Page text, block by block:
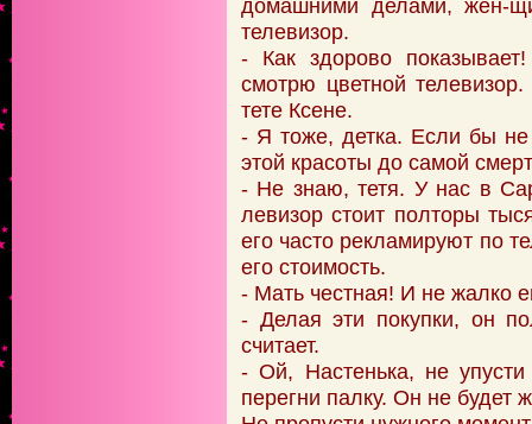
домашними делами, жен-
телевизор.
- Как здорово
смотрю цветной
тете Ксене.
- Я тоже, детка. Если бы
этой красоты до самой
- Не знаю, тетя. У нас в
левизор стоит полторы
его часто рекламируют по
его стоимость.
- Мать честная! И не жалко
- Делая эти покупки, он
считает.
- Ой, Настенька, не
перегни палку. Он не будет